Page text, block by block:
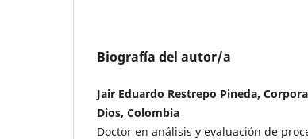
Biografía del autor/a
Jair Eduardo Restrepo Pineda,
Dios, Colombia
Doctor en análisis y evaluación de